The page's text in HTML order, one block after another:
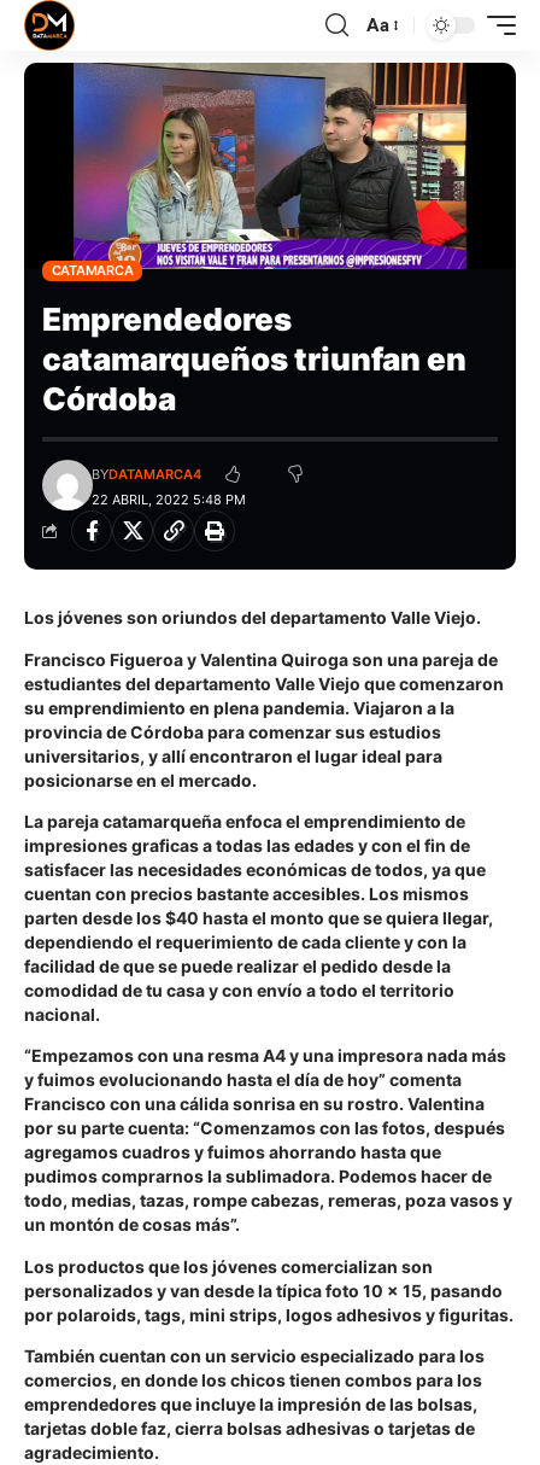
Aa
CATAMARCA
Emprendedores
catamarqueños triunfan en
Córdoba
22 ABRIL, 2022 5:48 PM
BYDATAMARCA4
Los jóvenes son oriundos del departamento Valle Viejo.
Francisco Figueroa y Valentina Quiroga son una pareja de
estudiantes del departamento Valle Viejo que comenzaron
su emprendimiento en plena pandemia. Viajaron a la
provincia de Córdoba para comenzar sus estudios
universitarios, y allí encontraron el lugar ideal para
posicionarse en el mercado.
La pareja catamarqueña enfoca el emprendimiento de
impresiones graficas a todas las edades y con el fin de
satisfacer las necesidades económicas de todos, ya que
cuentan con precios bastante accesibles. Los mismos
parten desde los $40 hasta el monto que se quiera llegar,
dependiendo el requerimiento de cada cliente y con la
facilidad de que se puede realizar el pedido desde la
comodidad de tu casa y con envío a todo el territorio
nacional.
“Empezamos con una resma A4 y una impresora nada más
y fuimos evolucionando hasta el día de hoy” comenta
Francisco con una cálida sonrisa en su rostro. Valentina
por su parte cuenta: “Comenzamos con las fotos, después
agregamos cuadros y fuimos ahorrando hasta que
pudimos comprarnos la sublimadora. Podemos hacer de
todo, medias, tazas, rompe cabezas, remeras, poza vasos y
un montón de cosas más”.
Los productos que los jóvenes comercializan son
personalizados y van desde la típica foto 10 x 15, pasando
por polaroids, tags, mini strips, logos adhesivos y figuritas.
También cuentan con un servicio especializado para los
comercios, en donde los chicos tienen combos para los
emprendedores que incluye la impresión de las bolsas,
tarjetas doble faz, cierra bolsas adhesivas o tarjetas de
agradecimiento.